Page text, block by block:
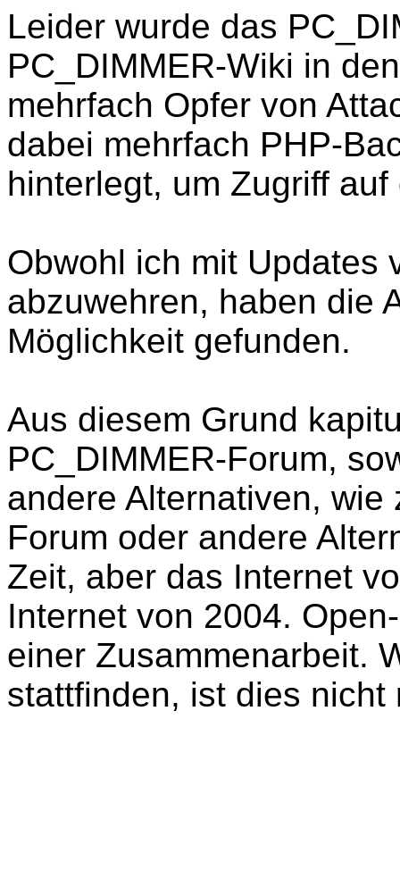
Leider wurde das
PC_DIMMER-Wiki in
mehrfach Opfer von
dabei mehrfach PHP-
hinterlegt, um Zugriff
Obwohl ich mit Updates
abzuwehren, haben die
Möglichkeit gefunden.
Aus diesem Grund
PC_DIMMER-Forum,
andere Alternativen,
Forum oder andere
Zeit, aber das Internet
Internet von 2004.
einer Zusammenarbeit.
stattfinden, ist dies nicht